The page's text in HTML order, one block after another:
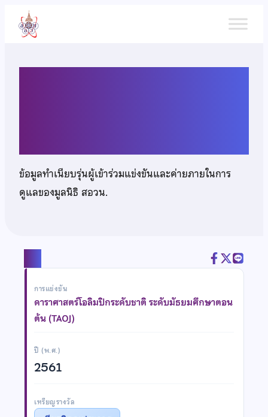
เนื้อหา
ข้อมูลทำเนียบรุ่นผู้เข้าร่วมแข่งขันและค่ายภายในการ
ดูแลของมูลนิธิ สอวน.
การแข่งขัน
ดาราศาสตร์โอลิมปิกระดับชาติ ระดับมัธยมศึกษาตอน
ต้น (TAOJ)
ปี (พ.ศ.)
2561
เหรียญรางวัล